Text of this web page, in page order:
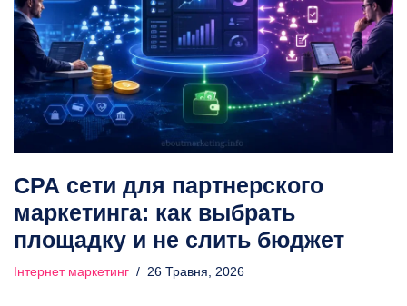
СРА сети для партнерского
маркетинга: как выбрать
площадку и не слить бюджет
Інтернет маркетинг 26 Травня, 2026